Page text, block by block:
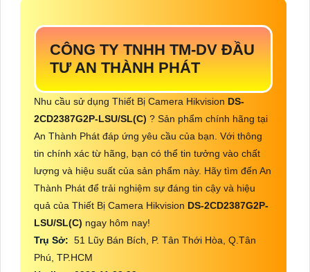
CÔNG TY TNHH TM-DV ĐẦU
TƯ AN THÀNH PHÁT
Nhu cầu sử dụng Thiết Bị Camera Hikvision DS-
2CD2387G2P-LSU/SL(C) ? Sản phẩm chính hãng tại
An Thành Phát đáp ứng yêu cầu của bạn. Với thông
tin chính xác từ hãng, bạn có thể tin tưởng vào chất
lượng và hiệu suất của sản phẩm này. Hãy tìm đến An
Thành Phát để trải nghiệm sự đáng tin cậy và hiệu
quả của Thiết Bị Camera Hikvision DS-2CD2387G2P-
LSU/SL(C) ngay hôm nay!
Trụ Sở: 51 Lũy Bán Bích, P. Tân Thới Hòa, Q.Tân
Phú, TP.HCM